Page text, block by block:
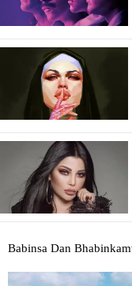
Babinsa Dan